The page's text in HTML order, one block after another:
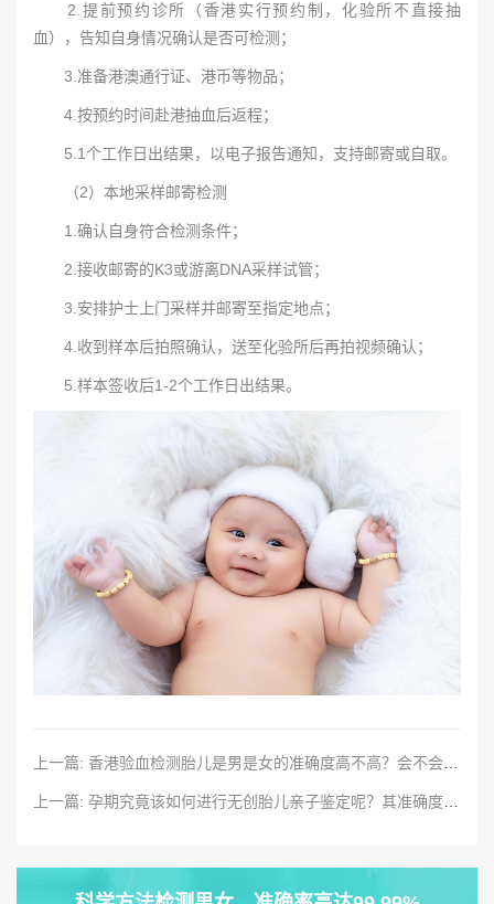
2.提前预约诊所（香港实行预约制，化验所不直接抽
血），告知自身情况确认是否可检测；
3.准备港澳通行证、港币等物品；
4.按预约时间赴港抽血后返程；
5.1个工作日出结果，以电子报告通知，支持邮寄或自取。
（2）本地采样邮寄检测
1.确认自身符合检测条件；
2.接收邮寄的K3或游离DNA采样试管；
3.安排护士上门采样并邮寄至指定地点；
4.收到样本后拍照确认，送至化验所后再拍视频确认；
5.样本签收后1-2个工作日出结果。
上一篇: 香港验血检测胎儿是男是女的准确度高不高？会不会对胎儿造成伤害？
上一篇: 孕期究竟该如何进行无创胎儿亲子鉴定呢？其准确度高不高？